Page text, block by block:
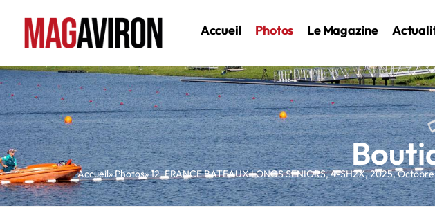
Accueil Photos Le Magazine
Accueil» Photos»12,FRANCE BATEAUX LONGS SENIORS,4-SH2X,2025,Octobre